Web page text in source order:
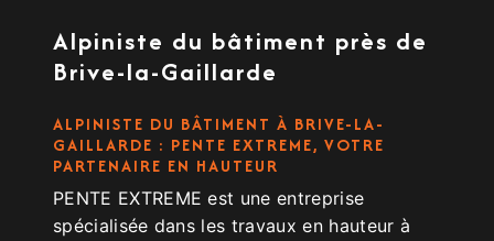
Alpiniste du bâtiment près de
Brive-la-Gaillarde
ALPINISTE DU BÂTIMENT À BRIVE-LA-
GAILLARDE : PENTE EXTREME, VOTRE
PARTENAIRE EN HAUTEUR
PENTE EXTREME est une entreprise
spécialisée dans les travaux en hauteur à